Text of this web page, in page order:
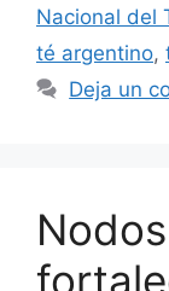
Nacional del
té argentino,
Deja un